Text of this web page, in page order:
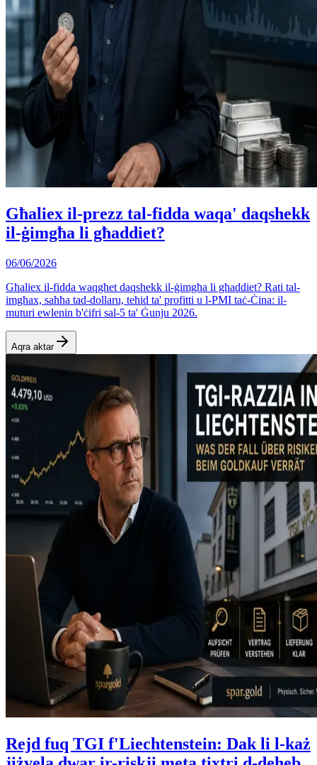
Għaliex il-prezz tal-fidda waqa' daqshekk
il-ġimgħa li għaddiet?
06/06/2026
Għaliex il-fidda waqgħet daqshekk il-ġimgħa li għaddiet? Rati tal-
imgħax, saħħa tad-dollaru, teħid ta' profitti u l-PMI taċ-Ċina: il-
muturi ewlenin b'ċifri sal-5 ta' Ġunju 2026.
Aqra aktar
Rejd fuq TGI f'Liechtenstein: Dak li l-każ